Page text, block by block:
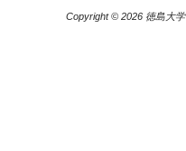
Copyright © 2026 徳島大